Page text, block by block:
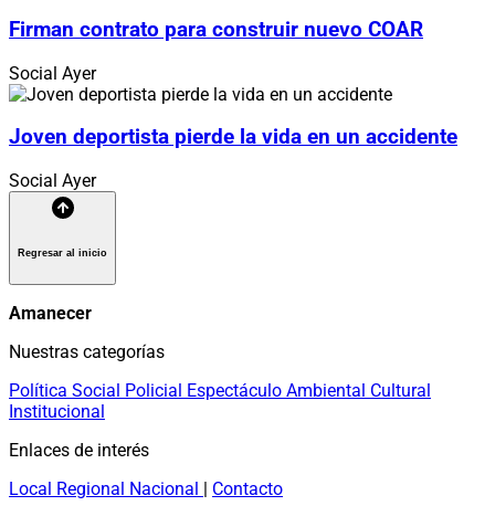
Firman contrato para construir nuevo COAR
Social Ayer
Joven deportista pierde la vida en un accidente
Social Ayer
Regresar al inicio
Amanecer
Nuestras categorías
Política Social Policial Espectáculo Ambiental Cultural
Institucional
Enlaces de interés
Local Regional Nacional | Contacto